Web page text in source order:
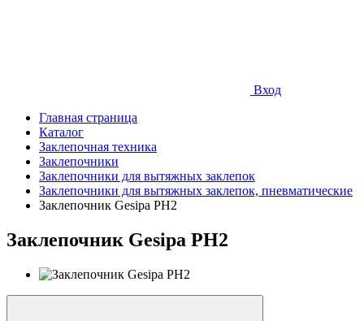
Вход
Главная страница
Каталог
Заклепочная техника
Заклепочники
Заклепочники для вытяжных заклепок
Заклепочники для вытяжных заклепок, пневматические
Заклепочник Gesipa PH2
Заклепочник Gesipa PH2